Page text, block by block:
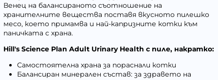
Венец на балансираното съотношение на
хранителните вещества поставя вкусното пилешко
месо, което примамва и най-капризните котки към
паничката с храна.
Hill's Science Plan Adult Urinary Health с пиле, накратко:
Самостоятелна храна за пораснали котки
Балансиран минерален състав: за здравето на